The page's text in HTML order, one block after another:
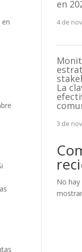
en
4 de
La
3 de
No